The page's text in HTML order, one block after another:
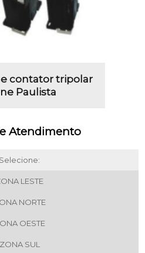
contator tripolar
Paulista
Atendimento
Selecione:
LESTE
NORTE
OESTE
ZONA SUL